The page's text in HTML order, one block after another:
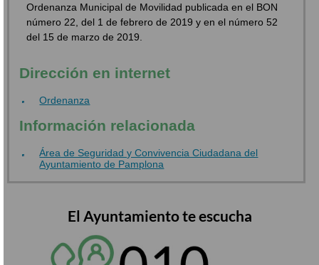
Ordenanza Municipal de Movilidad publicada en el BON
número 22, del 1 de febrero de 2019 y en el número 52
del 15 de marzo de 2019.
Dirección en internet
Ordenanza
Información relacionada
Área de Seguridad y Convivencia Ciudadana del
Ayuntamiento de Pamplona
El Ayuntamiento te escucha